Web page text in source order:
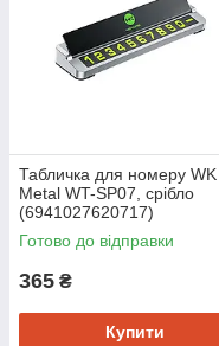
Табличка для номеру WK
Metal WT-SP07, срібло
(6941027620717)
Готово до відправки
365 ₴
Купити